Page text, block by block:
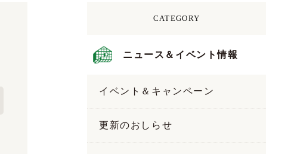
CATEGORY
ニュース＆イベント情報
イベント＆キャンペーン
更新のおしらせ